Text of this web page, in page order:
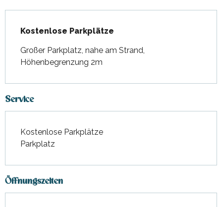
Kostenlose Parkplätze
Großer Parkplatz, nahe am Strand,
Höhenbegrenzung 2m
Service
Kostenlose Parkplätze
Parkplatz
Öffnungszeiten